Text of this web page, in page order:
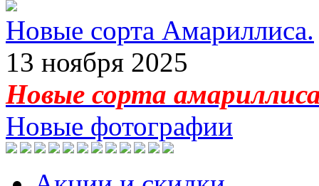
Новые сорта Амариллиса.
13 ноября 2025
Новые сорта
Новые фотографии